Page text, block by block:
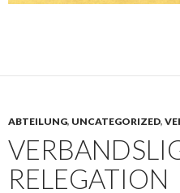
ABTEILUNG, UNCATEGORIZED,
RELEGATION